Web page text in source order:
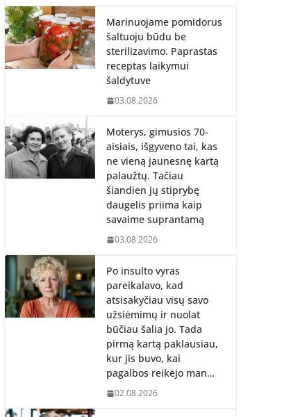
Marinuojame pomidorus
šaltuoju būdu be
sterilizavimo. Paprastas
receptas laikymui
šaldytuve
03.08.2026
Moterys, gimusios 70-
aisiais, išgyveno tai, kas
ne vieną jaunesnę kartą
palaužtų. Tačiau
šiandien jų stiprybę
daugelis priima kaip
savaime suprantamą
03.08.2026
Po insulto vyras
pareikalavo, kad
atsisakyčiau visų savo
užsiėmimų ir nuolat
būčiau šalia jo. Tada
pirmą kartą paklausiau,
kur jis buvo, kai
pagalbos reikėjo man…
02.08.2026